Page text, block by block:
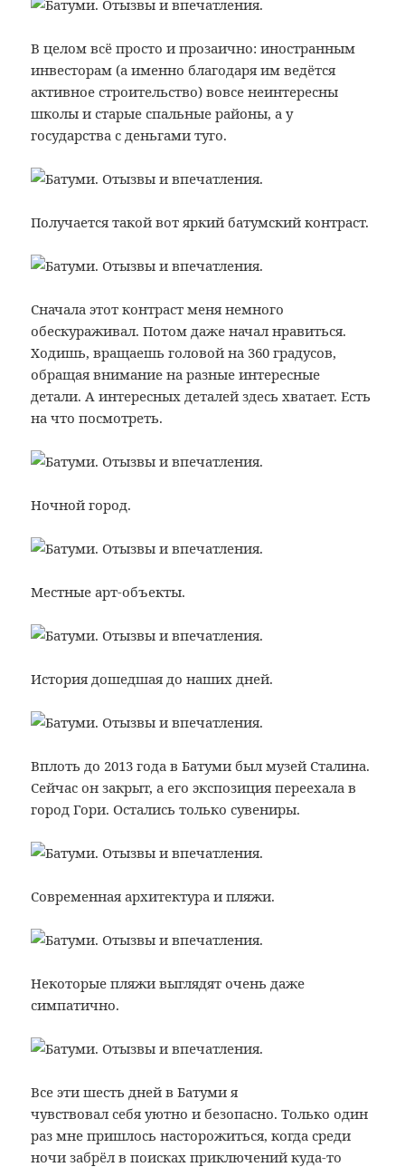
В целом всё просто и прозаично: иностранным
инвесторам (а именно благодаря им ведётся
активное строительство) вовсе неинтересны
школы и старые спальные районы, а у
государства с деньгами туго.
Получается такой вот яркий батумский контраст.
Сначала этот контраст меня немного
обескураживал. Потом даже начал нравиться.
Ходишь, вращаешь головой на 360 градусов,
обращая внимание на разные интересные
детали. А интересных деталей здесь хватает. Есть
на что посмотреть.
Ночной город.
Местные арт-объекты.
История дошедшая до наших дней.
Вплоть до 2013 года в Батуми был музей Сталина.
Сейчас он закрыт, а его экспозиция переехала в
город Гори. Остались только сувениры.
Современная архитектура и пляжи.
Некоторые пляжи выглядят очень даже
симпатично.
Все эти шесть дней в Батуми я
чувствовал себя уютно и безопасно. Только один
раз мне пришлось насторожиться, когда среди
ночи забрёл в поисках приключений куда-то